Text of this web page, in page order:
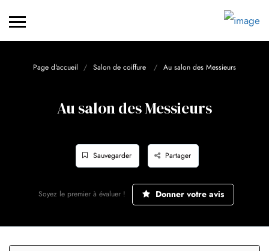
Page d'accueil Salon de coiffure Au salon des Messieurs
Au salon des Messieurs
Sauvegarder Partager
Soyez le premier à évaluer ! Donner votre avis